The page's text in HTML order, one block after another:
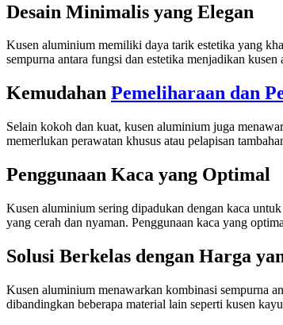
Desain Minimalis yang Elegan
Kusen aluminium memiliki daya tarik estetika yang
sempurna antara fungsi dan estetika menjadikan
Kemudahan Pemeliharaan dan
Selain kokoh dan kuat, kusen aluminium juga
memerlukan perawatan khusus atau pelapisan
Penggunaan Kaca yang Optimal
Kusen aluminium sering dipadukan dengan kaca
yang cerah dan nyaman. Penggunaan kaca yang
Solusi Berkelas dengan Harga
Kusen aluminium menawarkan kombinasi sempurna
dibandingkan beberapa material lain seperti kusen